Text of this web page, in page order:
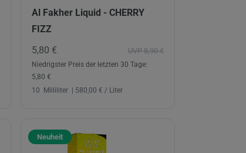
Al Fakher Liquid - CHERRY
FIZZ
UVP 8,90 €
5,80 €
Niedrigster Preis der letzten 30 Tage:
5,80 €
10 Milliliter | 580,00 € / Liter
Neuheit